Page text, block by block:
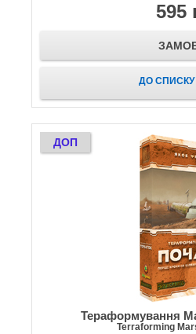
595
ДО
ДОП
Тераформування
Terraforming